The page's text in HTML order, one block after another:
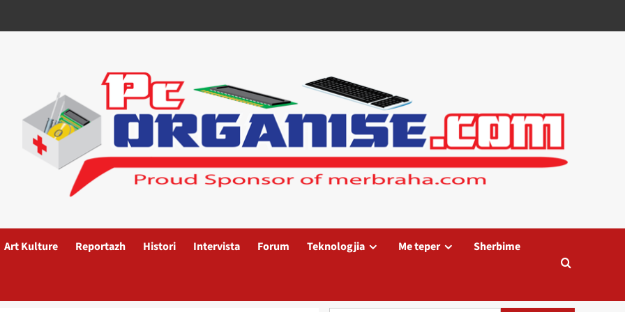
Art Kulture Reportazh Histori Intervista Forum Teknologjia Me teper Sherbime